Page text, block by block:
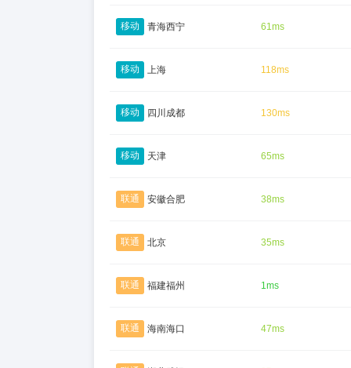
移动 青海西宁 61ms
移动 上海 118ms
移动 四川成都 130ms
移动 天津 65ms
联通 安徽合肥 38ms
联通 北京 35ms
联通 福建福州 1ms
联通 海南海口 47ms